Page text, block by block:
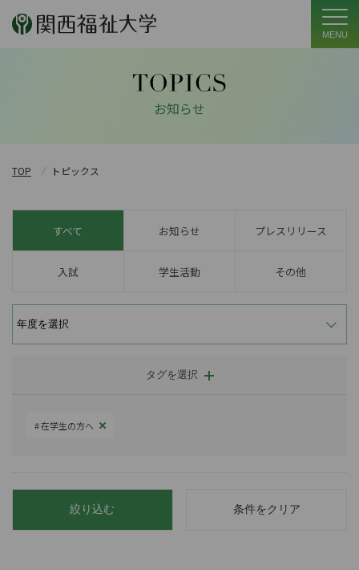
MENU
お知らせ
TOP トピックス
すべて お知らせ プレスリリース
入試 学生活動 その他
タグを選択
在学生の方へ
絞り込む 条件をクリア